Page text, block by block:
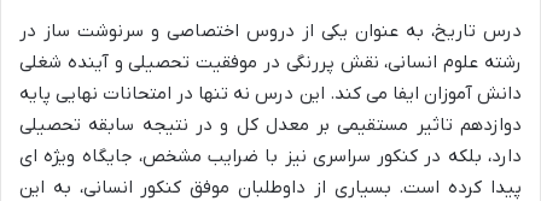
درس تاریخ، به عنوان یکی از دروس اختصاصی و سرنوشت ساز در
رشته علوم انسانی، نقش پررنگی در موفقیت تحصیلی و آینده شغلی
دانش آموزان ایفا می کند. این درس نه تنها در امتحانات نهایی پایه
دوازدهم تاثیر مستقیمی بر معدل کل و در نتیجه سابقه تحصیلی
دارد، بلکه در کنکور سراسری نیز با ضرایب مشخص، جایگاه ویژه ای
پیدا کرده است. بسیاری از داوطلبان موفق کنکور انسانی، به این